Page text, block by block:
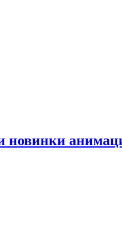
новинки